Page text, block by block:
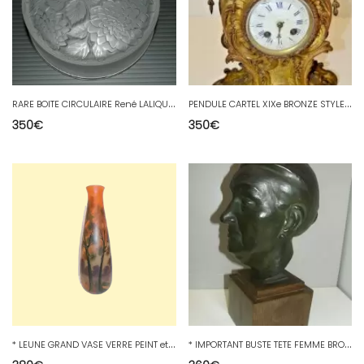
R
ARE BOITE CIRCULAIRE René LALIQUE MEUDON DAHLIA VERRE moulé Opaque Satiné 1920
350€
P
ENDULE CARTEL XIXe BRONZE STYLE LOUIS XV ROCAILLE Mouvement VINCENTI 1855 CLOCK
350€
*
LEUNE GRAND VASE VERRE PEINT et EMAIL DECOR LACUSTRE HAUTEUR 50,5 cm D
*
IMPORTANT BUSTE TETE FEMME BRONZE PATINE VERTE PORTRAIT XIXe socle chêne